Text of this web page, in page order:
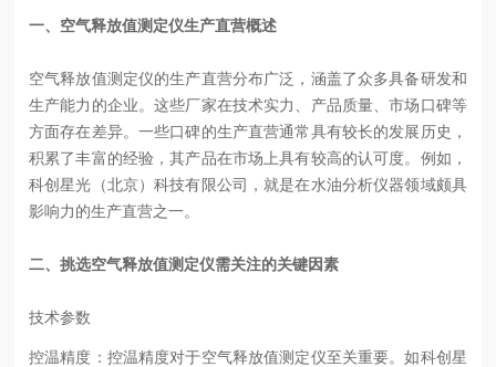
一、空气释放值测定仪生产直营概述
空气释放值测定仪的生产直营分布广泛，涵盖了众多具备研发和
生产能力的企业。这些厂家在技术实力、产品质量、市场口碑等
方面存在差异。一些口碑的生产直营通常具有较长的发展历史，
积累了丰富的经验，其产品在市场上具有较高的认可度。例如，
科创星光（北京）科技有限公司，就是在水油分析仪器领域颇具
影响力的生产直营之一。
二、挑选空气释放值测定仪需关注的关键因素
技术参数
控温精度：控温精度对于空气释放值测定仪至关重要。如科创星